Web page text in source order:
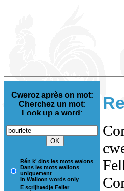
Cweroz après on mot:
Cherchez un mot:
Look up a word:
Rén k' dins les mots walons
Dans les mots wallons
uniquement
In Walloon words only
E scrijhaedje Feller